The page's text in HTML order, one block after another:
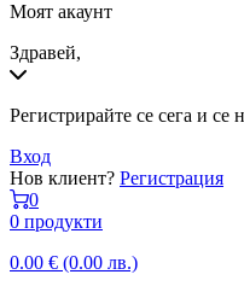
Моят акаунт
Здравей,
Регистрирайте се сега и се
Вход
Нов клиент? Регистрация
0
0 продукти
0.00 € (0.00 лв.)